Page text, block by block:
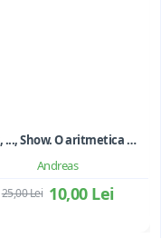
Andreas
1,2,3, ..., Show. O aritmetica emotionala, o poezie a matematicii - Ioan Dancila
10,00 Lei
25,00 Lei